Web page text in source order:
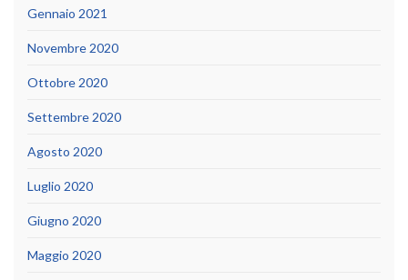
Gennaio 2021
Novembre 2020
Ottobre 2020
Settembre 2020
Agosto 2020
Luglio 2020
Giugno 2020
Maggio 2020